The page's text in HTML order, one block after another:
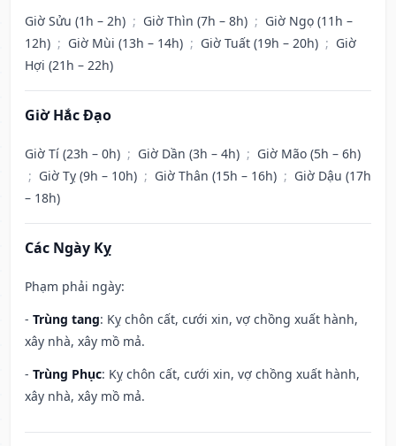
Giờ Sửu (1h – 2h) ; Giờ Thìn (7h – 8h) ; Giờ Ngọ (11h –
12h) ; Giờ Mùi (13h – 14h) ; Giờ Tuất (19h – 20h) ; Giờ
Hợi (21h – 22h)
Giờ Hắc Đạo
Giờ Tí (23h – 0h) ; Giờ Dần (3h – 4h) ; Giờ Mão (5h – 6h)
; Giờ Tỵ (9h – 10h) ; Giờ Thân (15h – 16h) ; Giờ Dậu (17h
– 18h)
Các Ngày Kỵ
Phạm phải ngày:
- Trùng tang: Kỵ chôn cất, cưới xin, vợ chồng xuất hành,
xây nhà, xây mồ mả.
- Trùng Phục: Kỵ chôn cất, cưới xin, vợ chồng xuất hành,
xây nhà, xây mồ mả.